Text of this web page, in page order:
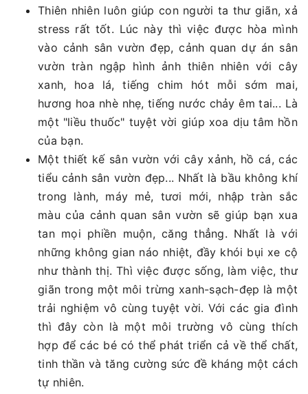
Thiên nhiên luôn giúp con người ta thư giãn, xả
stress rất tốt. Lúc này thì việc được hòa mình
vào cảnh sân vườn đẹp, cảnh quan dự án sân
vườn tràn ngập hình ảnh thiên nhiên với cây
xanh, hoa lá, tiếng chim hót mỗi sớm mai,
hương hoa nhè nhẹ, tiếng nước chảy êm tai... Là
một "liều thuốc" tuyệt vời giúp xoa dịu tâm hồn
của bạn.
Một thiết kế sân vườn với cây xảnh, hồ cá, các
tiểu cảnh sân vườn đẹp... Nhất là bầu không khí
trong lành, máy mẻ, tươi mới, nhập tràn sắc
màu của cảnh quan sân vườn sẽ giúp bạn xua
tan mọi phiền muộn, căng thẳng. Nhất là với
những không gian náo nhiệt, đầy khói bụi xe cộ
như thành thị. Thì việc được sống, làm việc, thư
giãn trong một môi trừng xanh-sạch-đẹp là một
trải nghiệm vô cùng tuyệt vời. Với các gia đình
thì đây còn là một môi trường vô cùng thích
hợp để các bé có thể phát triển cả về thể chất,
tinh thần và tăng cường sức đề kháng một cách
tự nhiên.